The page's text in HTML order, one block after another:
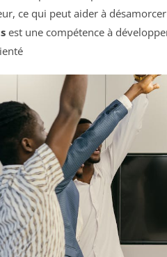
ce qui peut aider à
est une compétence à